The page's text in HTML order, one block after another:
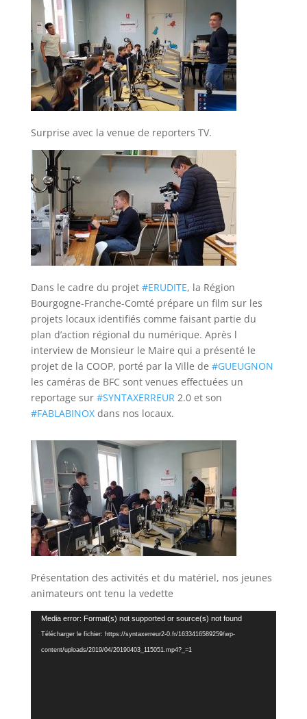
Surprise avec la venue de reporters TV.
Dans le cadre du projet #ERUDITE, la Région
Bourgogne-Franche-Comté prépare un film sur les
projets locaux identifiés comme faisant partie du
plan d’action régional du numérique. Après l
interview de Monsieur le Maire qui a présenté le
projet de la COOP, porté par la Ville de #GUEUGNON
les caméras de BFC sont venues effectuées un
reportage sur #SYNTAXERREUR 2.0 et son
#FABLABINOXdans nos locaux.
Présentation des activités et du matériel, nos jeunes
animateurs ont tenu la vedette
Lecteur
vidéo
Media error: Format(s) not supported or source(s) not found
Télécharger le fichier: https://syntaxerreur2-0.fr/1633416589259/wp-
content/uploads/2019/04/20190403_115051.mp4?_=1